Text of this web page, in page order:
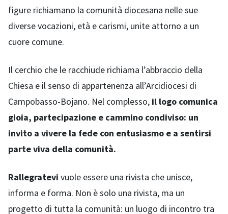
figure richiamano la comunità diocesana nelle sue
diverse vocazioni, età e carismi, unite attorno a un
cuore comune.
Il cerchio che le racchiude richiama l’abbraccio della
Chiesa e il senso di appartenenza all’Arcidiocesi di
Campobasso-Bojano. Nel complesso, il logo comunica
gioia, partecipazione e cammino condiviso: un
invito a vivere la fede con entusiasmo e a sentirsi
parte viva della comunità.
Rallegratevi vuole essere una rivista che unisce,
informa e forma. Non è solo una rivista, ma un
progetto di tutta la comunità: un luogo di incontro tra